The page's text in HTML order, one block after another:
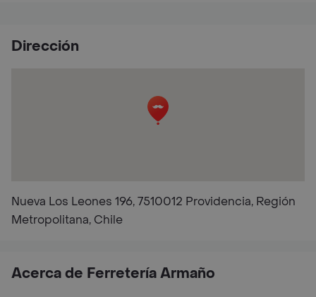
Dirección
Nueva Los Leones 196, 7510012 Providencia, Región
Metropolitana, Chile
Acerca de Ferretería Armaño